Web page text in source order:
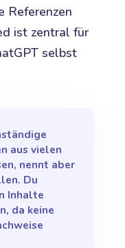
Referenzen
ist zentral für
selbst
aus vielen
nennt aber
Du
Inhalte
da keine